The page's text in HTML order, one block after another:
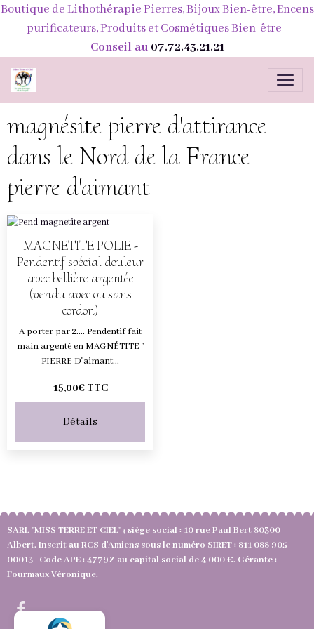
Boutique de Lithothérapie Pierres, Bijoux Bien-être, Encens
purificateurs, Produits et Cosmétiques Bien-être -
Conseil au 07.72.43.21.21
magnésite pierre d'attirance
dans le Nord de la France
pierre d'aimant
MAGNETITE POLIE -
Pendentif spécial douleur
avec bellière argentée
(vendu avec ou sans
cordon)
A porter par 2.... Pendentif fait
main argenté en MAGNÉTITE "
PIERRE D'aimant...
15,00€ TTC
Détails
SARL "MISS TERRE ET CIEL" ; siège social : 10 rue Paul Bert 80300
Albert. Inscrit au RCS d'Amiens sous le numéro SIRET : 811 088 905
00013 Code APE : 4779Z au capital social de 4 000 €. Gérante :
Fourmaux Véronique.